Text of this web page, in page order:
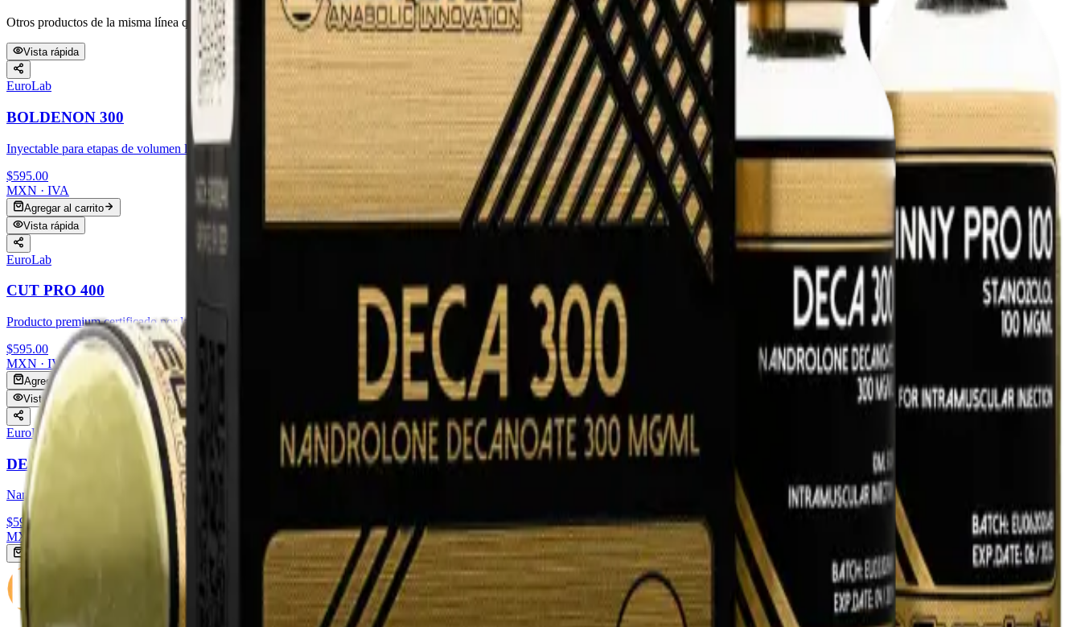
Otros productos de la misma línea que suelen comprarse juntos.
Vista rápida
EuroLab
BOLDENON 300
Inyectable para etapas de volumen limpio. Ganancias progresivas con retención controlada.
$595.00
MXN · IVA
Agregar al carrito
Vista rápida
EuroLab
CUT PRO 400
Producto premium certificado por laboratorio. Pureza y dosificación consistentes en cada lote.
$595.00
MXN · IVA
Agregar al carrito
Vista rápida
EuroLab
DECA 300
Nandrolona decanoato. Soporte articular y desarrollo muscular en ciclos de volumen.
$595.00
MXN · IVA